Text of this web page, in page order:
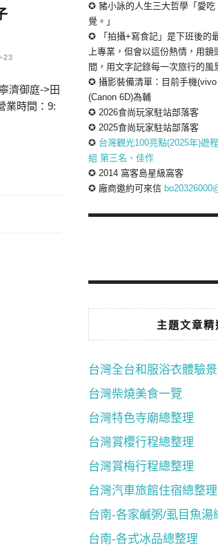
23
濟御庭->田
業時間：9:
✪ 豬小詠的人生三大哲學「愛吃
覺。」
✪ 「拍攝+寫食記」是下班後的
上專業，但會以這份熱情，用
間，用文字記錄每一次旅行的風
✪ 攝影裝備清單：目前手機
(Canon 6D)為輔
✪ 2026食尚玩家駐站部落客
✪ 2025食尚玩家駐站部落客
✪ 台灣觀光100亮點(2025年)遊
組 第三名、佳作
✪ 2014 窩客島星級窩客
✪ 廠商邀約可來信
主題文章精
台灣全台和服浴衣體驗
台灣柴燒美食一覽
台灣特色寺廟總整理
台灣賞櫻行程總整理
台灣賞梅行程總整理
台灣汽車旅館住宿總整理
台南-各家鹹粥/虱目魚湯
台南-各式冰品總整理